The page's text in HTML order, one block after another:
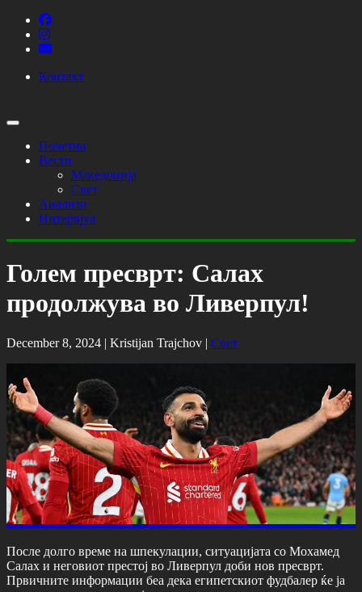
Контакт
Почетна
Вести
Македонија
Свет
Анализи
Интервјуа
Голем пресврт: Салах
продолжува во Ливерпул!
December 8, 2024 | Kristijan Trajchov | Свет
После долго време на шпекулации, ситуацијата со Мохамед
Салах и неговиот престој во Ливерпул доби нов пресврт.
Првичните информации беа дека египетскиот фудбалер ќе ја